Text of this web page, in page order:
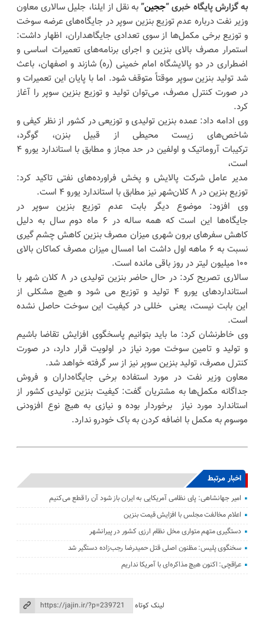
به گزارش پایگاه خبری “ججین”به نقل از ایلنا، جلیل سالاری معاون
وزیر نفت درباره عدم توزیع بنزین سوپر در جایگاه‌های عرضه سوخت
و توزیع برخی مکمل‌ها از سوی تعدادی جایگاهداران، اظهار داشت:
استمرار مصرف بالای بنزین و اجرای برنامه‌های تعمیرات اساسی و
اضطراری در دو پالایشگاه امام خمینی (ره) شازند و اصفهان، باعث
شد تولید بنزین سوپر موقتاً متوقف شود. اما با پایان این تعمیرات و
در صورت کنترل مصرف، می‌توان تولید و توزیع بنزین سوپر را آغاز
کرد.
وی ادامه داد: عمده بنزین تولیدی و توزیعی در کشور از نظر کیفی و
شاخص‌های زیست محیطی از قبیل بنزن، گوگرد،
ترکیبات آروماتیک و اولفین در حد مجاز و مطابق با استاندارد یورو ۴
است،
مدیر عامل شرکت پالایش و پخش فراورده‌های نفتی تاکید کرد:
توزیع بنزین در ۸ کلان‌شهر نیز مطابق با استاندارد یورو ۴ است.
وی افزود: موضوع دیگر بابت عدم توزیع بنزین سوپر در
جایگاه‌ها این است که همه ساله در ۶ ماه دوم سال به دلیل
کاهش سفرهای برون شهری میزان مصرف بنزین کاهش چشم گیری
نسبت به ۶ ماهه اول داشت اما امسال میزان مصرف کماکان بالای
۱۰۰ میلیون لیتر در روز باقی مانده است.
سالاری تصریح کرد: در حال حاضر بنزین تولیدی در ۸ کلان شهر با
استانداردهای یورو ۴ تولید و توزیع می شود و هیچ مشکلی از
این بابت نیست، یعنی خللی در کیفیت این سوخت حاصل نشده
است.
وی خاطرنشان کرد: ما باید بتوانیم پاسخگوی افزایش تقاضا باشیم
و تولید و تامین سوخت مورد نیاز در اولویت قرار دارد، در صورت
کنترل مصرف، تولید بنزین سوپر نیز از سر گرفته خواهد شد.
معاون وزیر نفت در مورد استفاده برخی جایگاه‌داران و فروش
جداگانه مکمل‌ها به مشتریان گفت: کیفیت بنزین تولیدی کشور از
استاندارد مورد نیاز برخوردار بوده و نیازی به هیچ نوع افزودنی
موسوم به مکمل با اضافه کردن به باک خودرو ندارد.
اخبار مرتبط
امیر جهانشاهی: پای نظامی آمریکایی به ایران باز شود آن را قطع می‌کنیم
اعلام مخالفت مجلس با افزایش قیمت بنزین
دستگیری متهم متواری مخل نظام ارزی کشور در پیرانشهر
سخنگوی پلیس: مظنون اصلی قتل حمیدرضا رجب‌زاده دستگیر شد
عراقچی: اکنون هیچ مذاکره‌ای با آمریکا نداریم
لینک کوتاه